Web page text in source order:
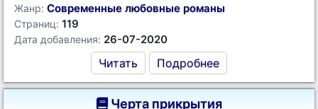
Жанр: Современные любовные романы
Страниц: 119
Дата добавления: 26-07-2020
Читать Подробнее
Черта прикрытия